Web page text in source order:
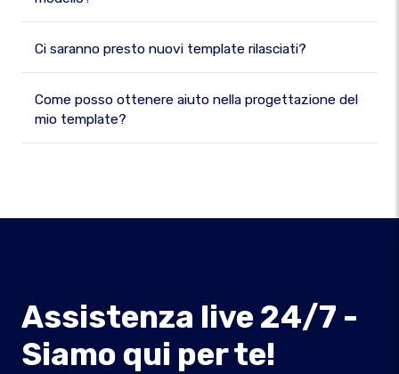
Ci saranno presto nuovi template rilasciati?
Come posso ottenere aiuto nella progettazione del
mio template?
Assistenza live 24/7 -
Siamo qui per te!